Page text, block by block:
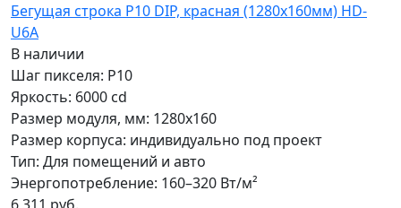
Бегущая строка Р10 DIP, красная (1280x160мм) HD-
U6A
В наличии
Шаг пикселя: P10
Яркость: 6000 cd
Размер модуля, мм: 1280x160
Размер корпуса: индивидуально под проект
Тип: Для помещений и авто
Энергопотребление: 160–320 Вт/м²